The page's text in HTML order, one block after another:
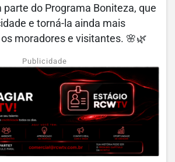
do Programa Boniteza, que
e torná-la ainda mais
moradores e visitantes. 🌸🌿
Publicidade